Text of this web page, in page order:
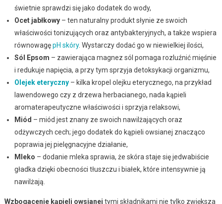
świetnie sprawdzi się jako dodatek do wody,
Ocet jabłkowy– ten naturalny produkt słynie ze swoich
właściwości tonizujących oraz antybakteryjnych, a także wspiera
równowagępH skóry. Wystarczy dodać go w niewielkiej ilości,
Sól Epsom – zawierająca magnez sól pomaga rozluźnić mięśnie
i redukuje napięcia, a przy tym sprzyja detoksykacji organizmu,
Olejek eteryczny– kilka kropel olejku eterycznego, na przykład
lawendowego czy z drzewa herbacianego, nada kąpieli
aromaterapeutyczne właściwości i sprzyja relaksowi,
Miód – miód jest znany ze swoich nawilżających oraz
odżywczych cech; jego dodatek do kąpieli owsianej znacząco
poprawia jej pielęgnacyjne działanie,
Mleko – dodanie mleka sprawia, że skóra staje się jedwabiście
gładka dzięki obecności tłuszczu i białek, które intensywnie ją
nawilżają.
Wzbogacenie kąpieli owsianej tymi składnikami nie tylko zwiększa